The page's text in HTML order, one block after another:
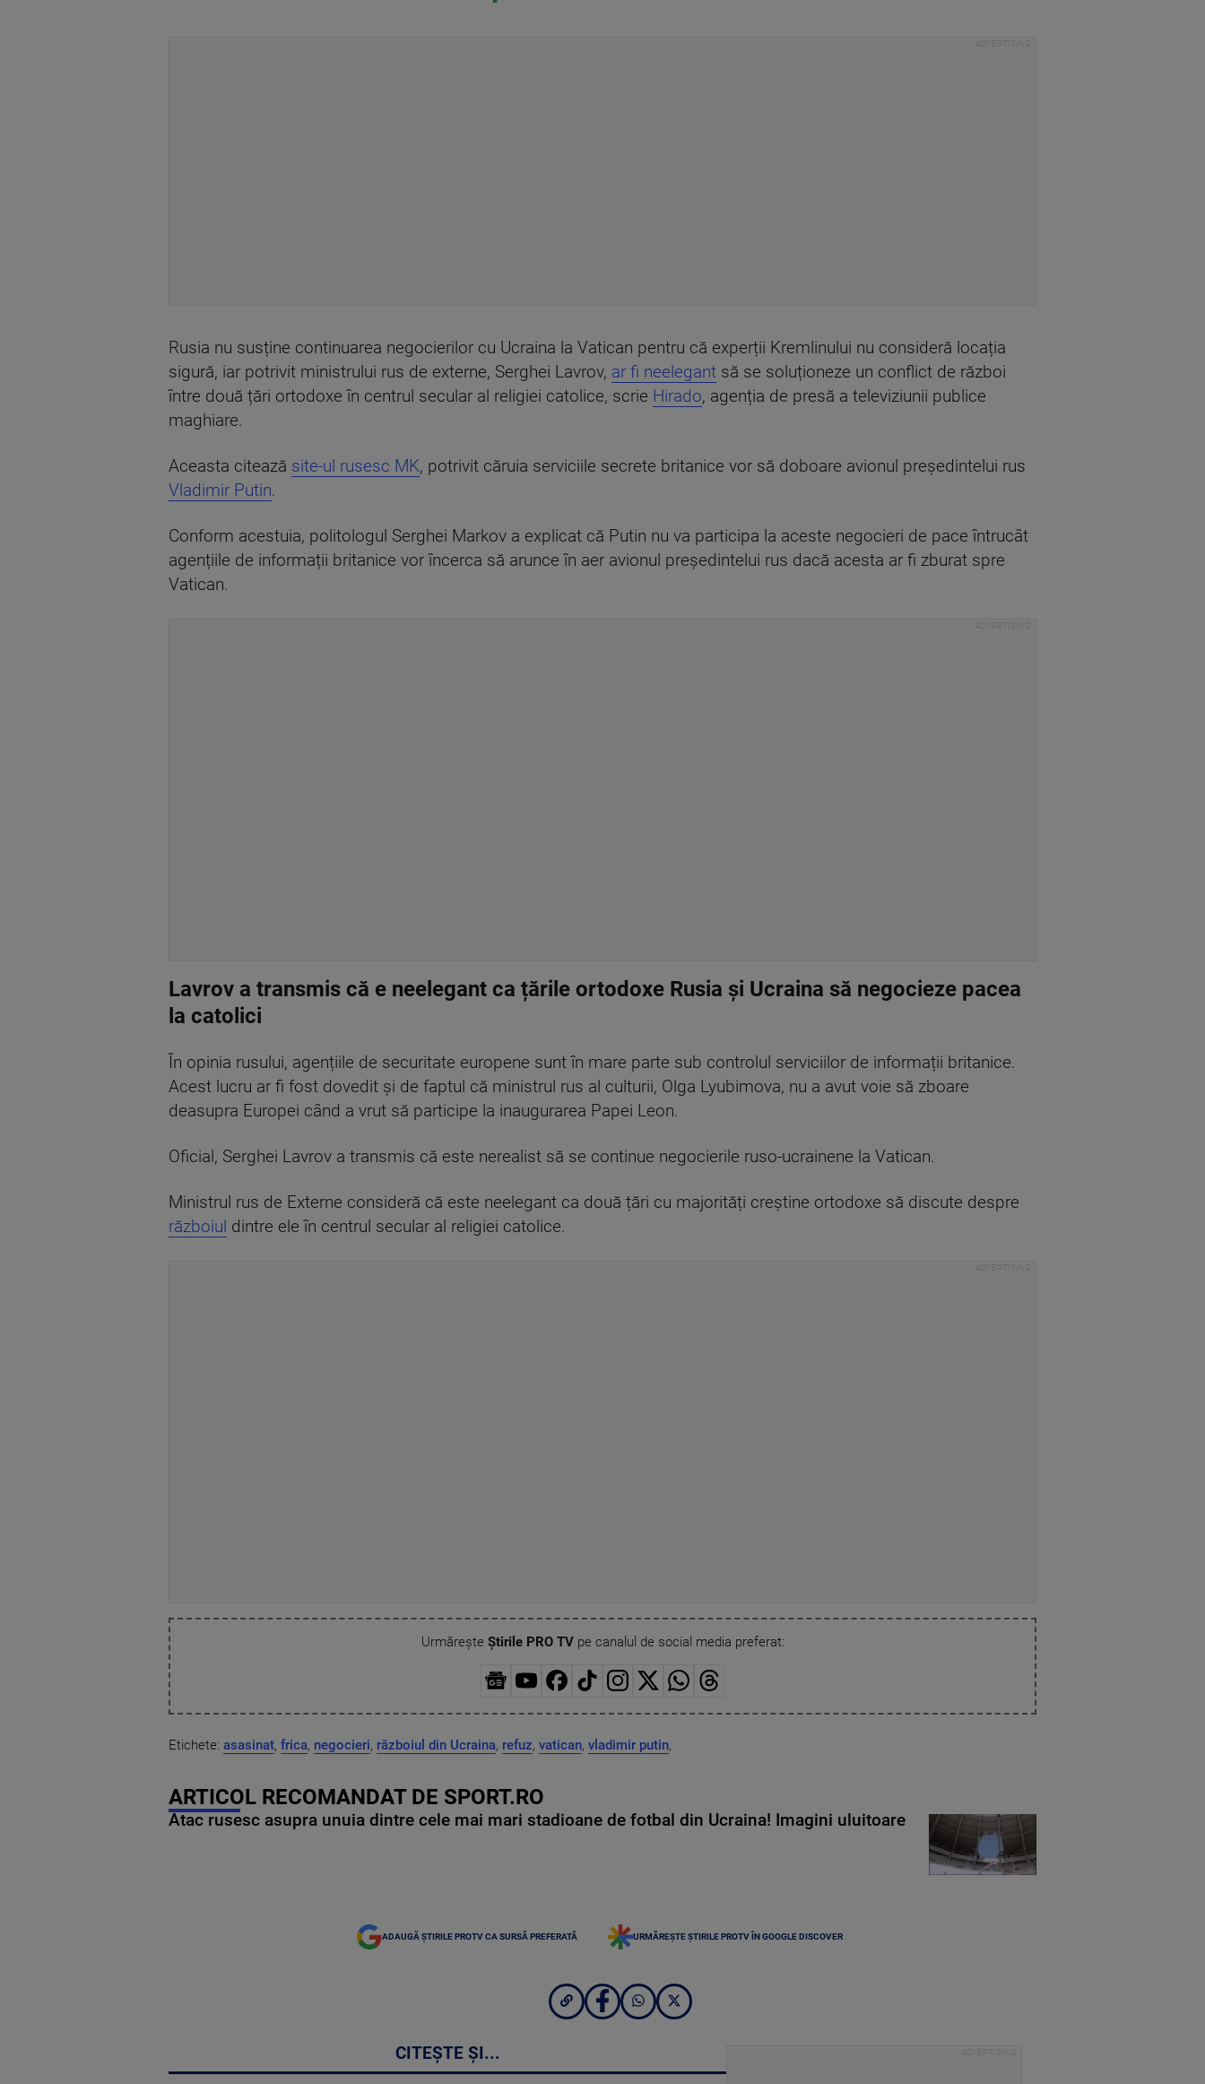
Rusia nu susține continuarea negocierilor cu Ucraina la Vatican pentru că experții Kremlinului nu consideră locația
sigură, iar potrivit ministrului rus de externe, Serghei Lavrov, ar fi neelegant să se soluționeze un conflict de război
între două țări ortodoxe în centrul secular al religiei catolice, scrie Hirado, agenția de presă a televiziunii publice
maghiare.
Aceasta citează site-ul rusesc MK, potrivit căruia serviciile secrete britanice vor să doboare avionul președintelui rus
Vladimir Putin.
Conform acestuia, politologul Serghei Markov a explicat că Putin nu va participa la aceste negocieri de pace întrucât
agențiile de informații britanice vor încerca să arunce în aer avionul președintelui rus dacă acesta ar fi zburat spre
Vatican.
Lavrov a transmis că e neelegant ca țările ortodoxe Rusia și Ucraina să negocieze pacea
la catolici
În opinia rusului, agențiile de securitate europene sunt în mare parte sub controlul serviciilor de informații britanice.
Acest lucru ar fi fost dovedit și de faptul că ministrul rus al culturii, Olga Lyubimova, nu a avut voie să zboare
deasupra Europei când a vrut să participe la inaugurarea Papei Leon.
Oficial, Serghei Lavrov a transmis că este nerealist să se continue negocierile ruso-ucrainene la Vatican.
Ministrul rus de Externe consideră că este neelegant ca două țări cu majorități creștine ortodoxe să discute despre
războiul dintre ele în centrul secular al religiei catolice.
Urmărește Știrile PRO TVpe canalul de social media preferat:
Etichete: asasinat, frica, negocieri, războiul din Ucraina, refuz, vatican, vladimir putin,
ARTICOL RECOMANDAT DE SPORT.RO
Atac rusesc asupra unuia dintre cele mai mari stadioane de fotbal din Ucraina! Imagini uluitoare
ADAUGĂ ȘTIRILE PROTV CA SURSĂ PREFERATĂ URMĂREȘTE ȘTIRILE PROTV ÎN GOOGLE DISCOVER
CITEȘTE ȘI...